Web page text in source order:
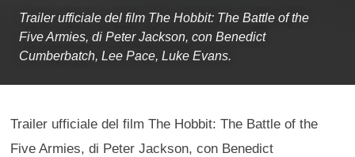
Trailer ufficiale del film The Hobbit: The Battle of the
Five Armies, di Peter Jackson, con Benedict
Cumberbatch, Lee Pace, Luke Evans.
Trailer ufficiale del film The Hobbit: The Battle of the
Five Armies, di Peter Jackson, con Benedict